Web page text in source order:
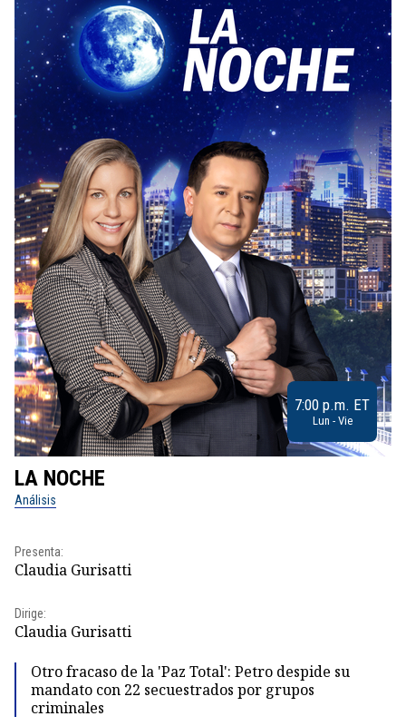
7:00 p.m. ET
Lun - Vie
LA NOCHE
Análisis
Presenta:
Claudia Gurisatti
Dirige:
Claudia Gurisatti
Otro fracaso de la 'Paz Total': Petro despide su
mandato con 22 secuestrados por grupos
criminales